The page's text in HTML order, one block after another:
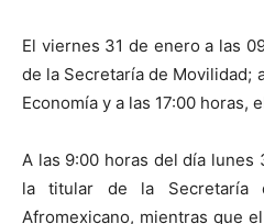
El viernes 31 de enero a las
de la Secretaría de Movilidad;
Economía y a las 17:00 horas,
A las 9:00 horas del día
la titular de la Secretaría
Afromexicano, mientras que